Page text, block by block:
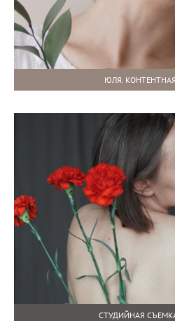
ЮЛЯ.
СТУДИЙНАЯ